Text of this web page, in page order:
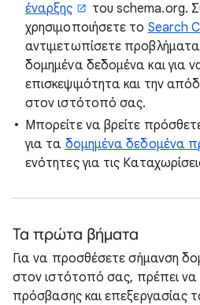
έναρξης
του schema.org.
χρησιμοποιήσετε το Search
αντιμετωπίσετε
δομημένα δεδομένα και για
επισκεψιμότητα και την
στον ιστότοπό σας.
Μπορείτε να βρείτε
για τα δομημένα δεδομένα
ενότητες για τις
Τα πρώτα βήματα
Για να προσθέσετε σήμανση
στον ιστότοπό σας, πρέπει
πρόσβασης και επεξεργασίας